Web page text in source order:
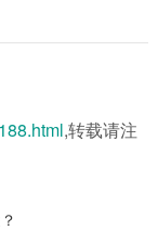
,转载请注